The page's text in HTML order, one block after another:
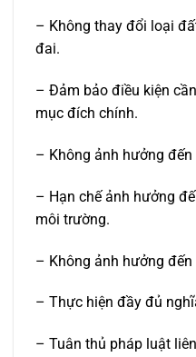
– Không thay đổi loại
đai.
– Đảm bảo điều kiện
mục đích chính.
– Không ảnh hưởng
– Hạn chế ảnh hưởng
môi trường.
– Không ảnh hưởng
– Thực hiện đầy đủ
– Tuân thủ pháp luật